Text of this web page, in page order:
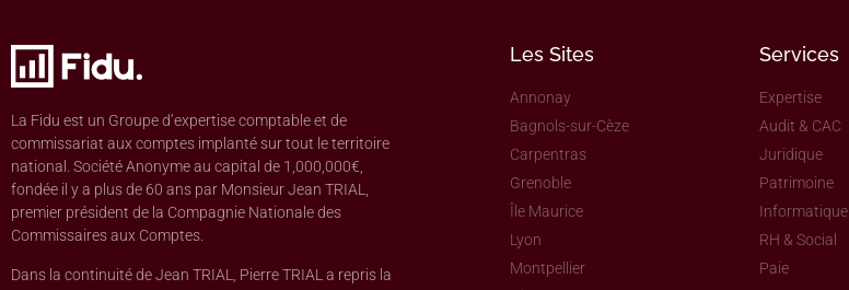
La Fidu est un Groupe d’expertise comptable et de
commissariat aux comptes implanté sur tout le territoire
national. Société Anonyme au capital de 1,000,000€,
fondée il y a plus de 60 ans par Monsieur Jean TRIAL,
premier président de la Compagnie Nationale des
Commissaires aux Comptes.
Dans la continuité de Jean TRIAL, Pierre TRIAL a repris la
Les Sites
Annonay
Bagnols-sur-Cèze
Carpentras
Grenoble
Île Maurice
Lyon
Montpellier
Services
Expertise
Audit & CAC
Juridique
Patrimoine
Informatique
RH & Social
Paie